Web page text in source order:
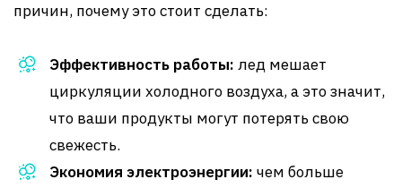
причин, почему это стоит сделать:
Эффективность работы: лед мешает
циркуляции холодного воздуха, а это значит,
что ваши продукты могут потерять свою
свежесть.
Экономия электроэнергии: чем больше